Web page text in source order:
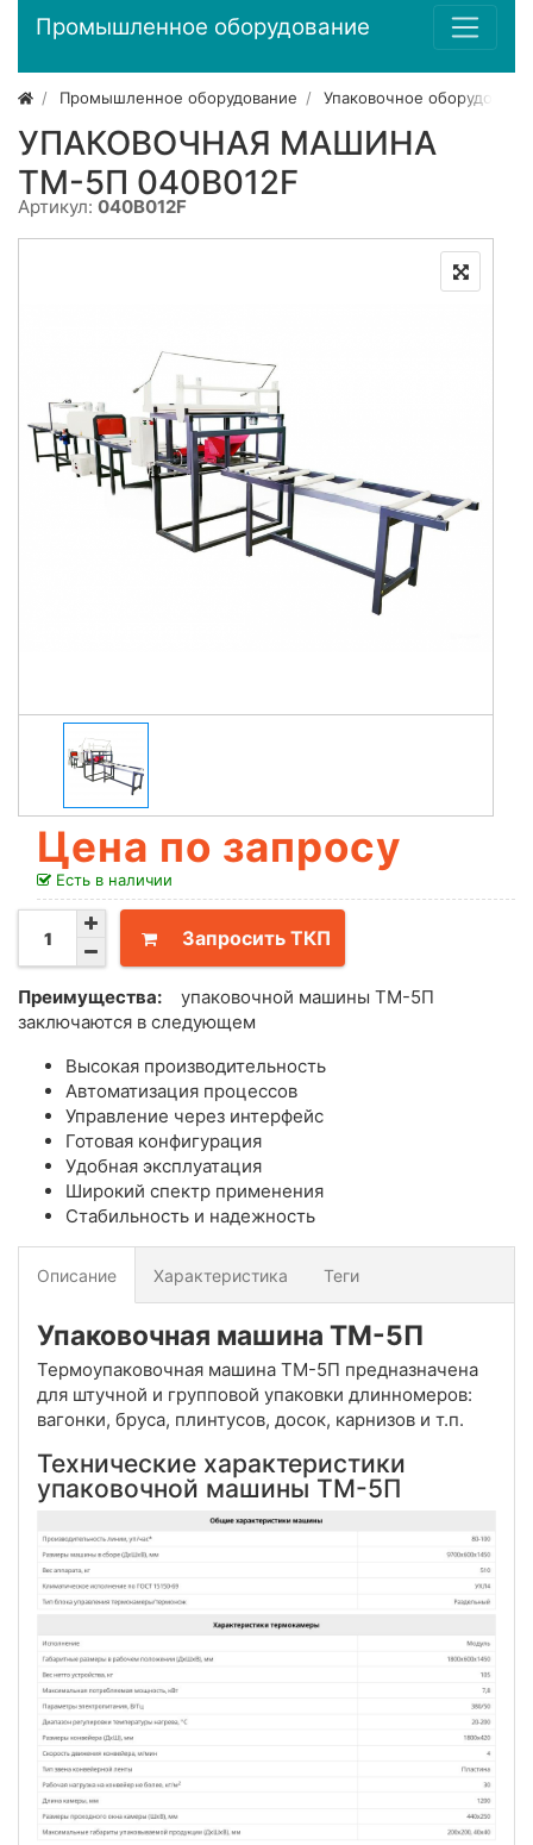
Промышленное оборудование
Промышленное оборудование Упаковочное
УПАКОВОЧНАЯ МАШИНА
ТМ-5П 040B012F
Артикул: 040B012F
Цена по запросу
Есть в наличии
Запросить ТКП
Преимущества:
упаковочной машины ТМ-5П
заключаются в следующем
Высокая производительность
Автоматизация процессов
Управление через интерфейс
Готовая конфигурация
Удобная эксплуатация
Широкий спектр применения
Стабильность и надежность
Описание Характеристика Теги
Упаковочная машина ТМ-5П
Термоупаковочная машина ТМ-5П предназначена
для штучной и групповой упаковки длинномеров:
вагонки, бруса, плинтусов, досок, карнизов и т.п.
Технические характеристики
упаковочной машины ТМ-5П